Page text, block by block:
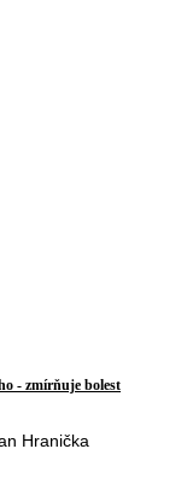
- zmírňuje bolest
Hranička